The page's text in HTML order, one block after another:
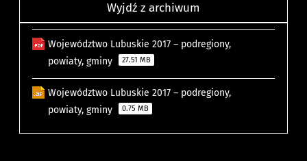
Wyjdź z archiwum
Województwo Lubuskie 2017 – podregiony,
powiaty, gminy
27.51 MB
Województwo Lubuskie 2017 – podregiony,
powiaty, gminy
0.75 MB